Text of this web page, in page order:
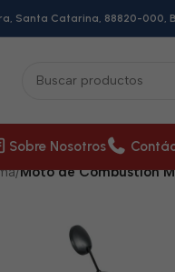
Santa Catarina, 88820-000,
Sobre Nosotros
/Moto de Combustión